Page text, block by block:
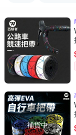
補貨中